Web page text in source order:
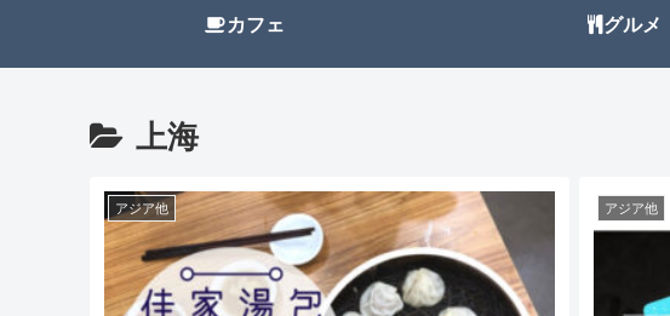
カフェ グルメ
上海
アジア他 アジア他